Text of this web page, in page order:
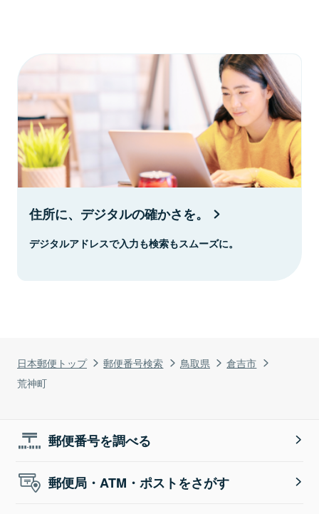
日本郵便トップ 郵便番号検索 鳥取県
倉吉市
荒神町
住所に、デジタルの確かさを。
デジタルアドレスで入力も検索もスムーズに。
郵便番号を調べる
郵便局・ATM・ポストをさがす